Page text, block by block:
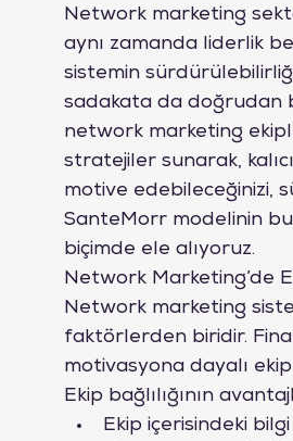
Network marketing
aynı zamanda liderlik
sistemin
sadakata da doğrudan
network marketing
stratejiler sunarak,
motive edebileceğinizi,
SanteMorr modelinin
biçimde ele alıyoruz.
Network Marketing’de
Network marketing
faktörlerden biridir.
motivasyona dayalı
Ekip bağlılığının
Ekip içerisindeki